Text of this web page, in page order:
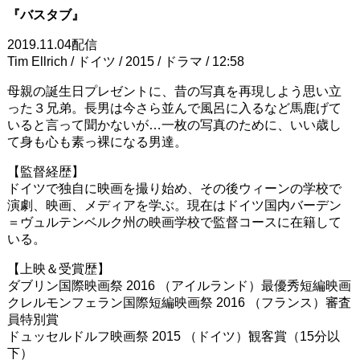
『バスタブ』
2019.11.04配信
Tim Ellrich / ドイツ / 2015 / ドラマ / 12:58
母親の誕生日プレゼントに、昔の写真を再現しよう思い立
った３兄弟。長男は今さら並んで風呂に入るなど馬鹿げて
いると言って聞かないが…一枚の写真のために、いい歳し
て身も心も素っ裸になる男達。
【監督経歴】
ドイツで独自に映画を撮り始め、その後ウィーンの学校で
演劇、映画、メディアを学ぶ。現在はドイツ国内バーデン
＝ヴュルテンベルク州の映画学校で監督コースに在籍して
いる。
【上映＆受賞歴】
ダブリン国際映画祭 2016 （アイルランド）最優秀短編映画
クレルモンフェラン国際短編映画祭 2016 （フランス）審査
員特別賞
ドュッセルドルフ映画祭 2015 （ドイツ）観客賞（15分以
下）